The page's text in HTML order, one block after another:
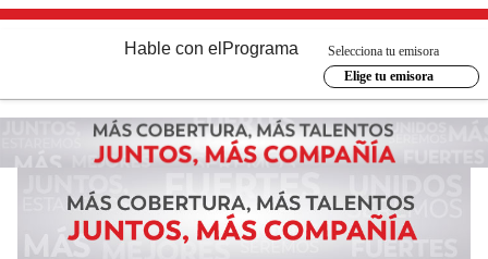
Hable con el Programa
Selecciona tu emisora
Elige tu emisora